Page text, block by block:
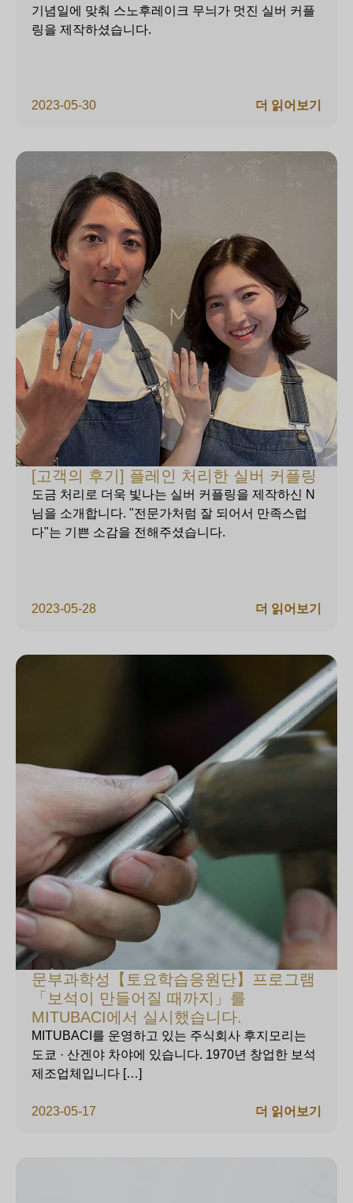
2023-05-30
기념일에 맞춰 스노후레이크 무늬가 멋진 실버 커플
링을 제작하셨습니다.
더 읽어보기
[고객의 후기] 플레인 처리한 실버 커플링
2023-05-28
도금 처리로 더욱 빛나는 실버 커플링을 제작하신 N
님을 소개합니다. "전문가처럼 잘 되어서 만족스럽
다"는 기쁜 소감을 전해주셨습니다.
더 읽어보기
문부과학성【토요학습응원단】프로그램
「보석이 만들어질 때까지」를
MITUBACI에서 실시했습니다.
2023-05-17
MITUBACI를 운영하고 있는 주식회사 후지모리는
도쿄 · 산겐야 차야에 있습니다. 1970년 창업한 보석
제조업체입니다 […]
더 읽어보기